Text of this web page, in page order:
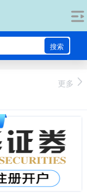
搜索
更多